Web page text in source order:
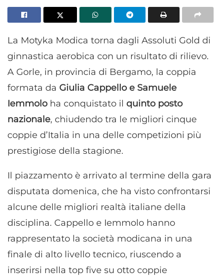
La Motyka Modica torna dagli Assoluti Gold di
ginnastica aerobica con un risultato di rilievo.
A Gorle, in provincia di Bergamo, la coppia
formata da Giulia Cappello e Samuele
Iemmoloha conquistato il quinto posto
nazionale, chiudendo tra le migliori cinque
coppie d’Italia in una delle competizioni più
prestigiose della stagione.
Il piazzamento è arrivato al termine della gara
disputata domenica, che ha visto confrontarsi
alcune delle migliori realtà italiane della
disciplina. Cappello e Iemmolo hanno
rappresentato la società modicana in una
finale di alto livello tecnico, riuscendo a
inserirsi nella top five su otto coppie